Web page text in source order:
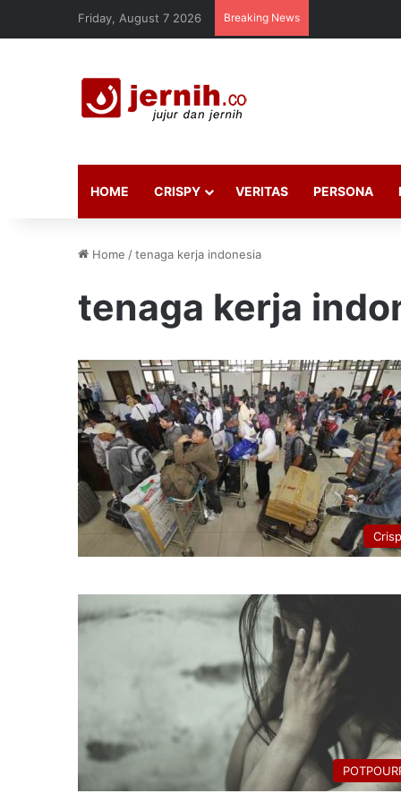
Friday, August 7 2026 Breaking News
HOME CRISPY VERITAS PERSONA
Home /tenaga kerja indonesia
tenaga kerja